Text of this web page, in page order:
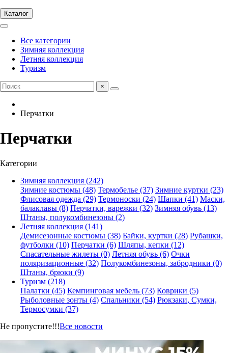
Каталог
Все категории
Зимняя коллекция
Летняя коллекция
Туризм
×
Перчатки
Перчатки
Категории
Зимняя коллекция (242)
Зимние костюмы (48) Термобелье (37) Зимние куртки (23)
Флисовая одежда (29) Термоноски (24) Шапки (41) Маски,
балаклавы (8) Перчатки, варежки (32) Зимняя обувь (13)
Штаны, полукомбинезоны (2)
Летняя коллекция (141)
Демисезонные костюмы (38) Байки, куртки (28) Рубашки,
футболки (10) Перчатки (6) Шляпы, кепки (12)
Спасательные жилеты (0) Летняя обувь (6) Очки
поляризационные (32) Полукомбинезоны, забродники (0)
Штаны, брюки (9)
Туризм (218)
Палатки (45) Кемпинговая мебель (73) Коврики (5)
Рыболовные зонты (4) Спальники (54) Рюкзаки, Сумки,
Термосумки (37)
Не пропустите!!!Все новости